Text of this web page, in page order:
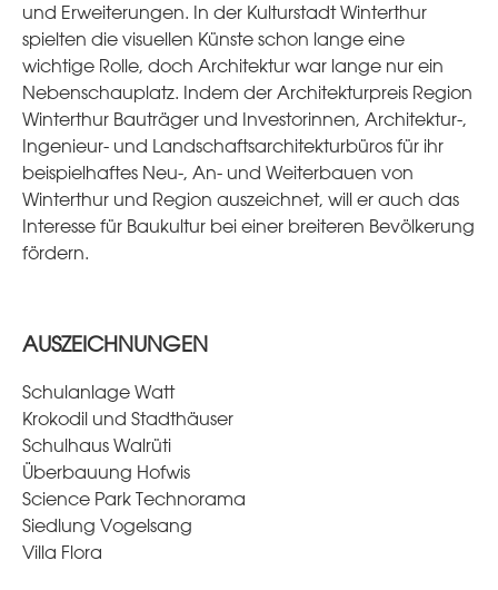
und Erweiterungen. In der Kulturstadt Winterthur
spielten die visuellen Künste schon lange eine
wichtige Rolle, doch Architektur war lange nur ein
Nebenschauplatz. Indem der Architekturpreis Region
Winterthur Bauträger und Investorinnen, Architektur-,
Ingenieur- und Landschaftsarchitekturbüros für ihr
beispielhaftes Neu-, An- und Weiterbauen von
Winterthur und Region auszeichnet, will er auch das
Interesse für Baukultur bei einer breiteren Bevölkerung
fördern.
AUSZEICHNUNGEN
Schulanlage Watt
Krokodil und Stadthäuser
Schulhaus Walrüti
Überbauung Hofwis
Science Park Technorama
Siedlung Vogelsang
Villa Flora